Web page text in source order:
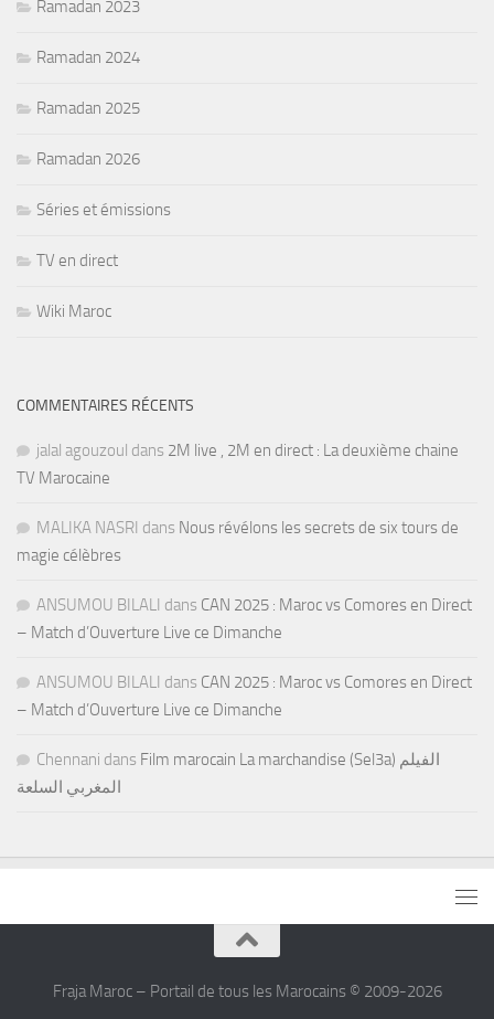
Ramadan 2023
Ramadan 2024
Ramadan 2025
Ramadan 2026
Séries et émissions
TV en direct
Wiki Maroc
COMMENTAIRES RÉCENTS
jalal agouzoul dans 2M live , 2M en direct : La deuxième chaine
TV Marocaine
MALIKA NASRI dans Nous révélons les secrets de six tours de
magie célèbres
ANSUMOU BILALI dans CAN 2025 : Maroc vs Comores en Direct
– Match d’Ouverture Live ce Dimanche
ANSUMOU BILALI dans CAN 2025 : Maroc vs Comores en Direct
– Match d’Ouverture Live ce Dimanche
Chennani dans Film marocain La marchandise (Sel3a) الفيلم
المغربي السلعة
Fraja Maroc – Portail de tous les Marocains © 2009-2026